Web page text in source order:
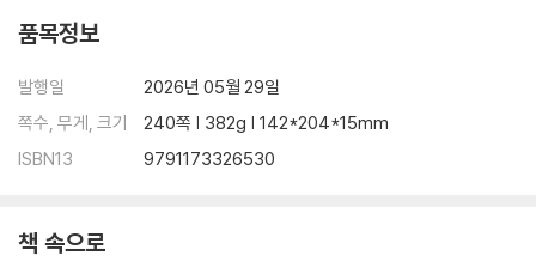
4 생활의 부드러움
수평선을 바라보며
조가비
앵무새 인형
이름 부르기
품목정보
발행일
2026년 05월 29일
쪽수, 무게, 크기
240쪽 | 382g | 142*204*15mm
ISBN13
9791173326530
책 속으로